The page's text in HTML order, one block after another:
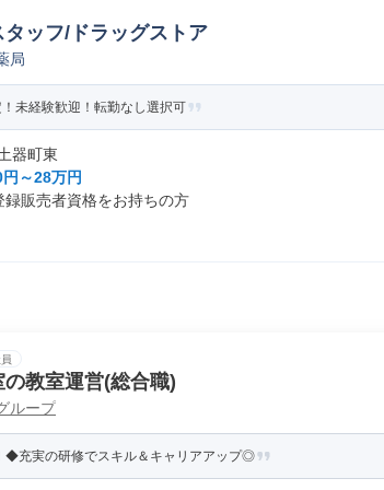
ッフ/ドラッグストア
局
未経験歓迎！転勤なし選択可
器町東
～28万円
録販売者資格をお持ちの方
教室運営(総合職)
ループ
◆充実の研修でスキル＆キャリアアップ◎